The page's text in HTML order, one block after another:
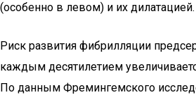
(особенно в левом) и их дилатацией.
Риск развития фибрилляции
каждым десятилетием
По данным Фремингемского